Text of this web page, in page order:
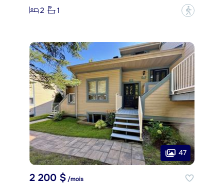
2
1 ?
47
2 200 $/mois